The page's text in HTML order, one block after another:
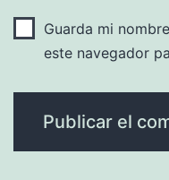
Guarda mi
este navegador